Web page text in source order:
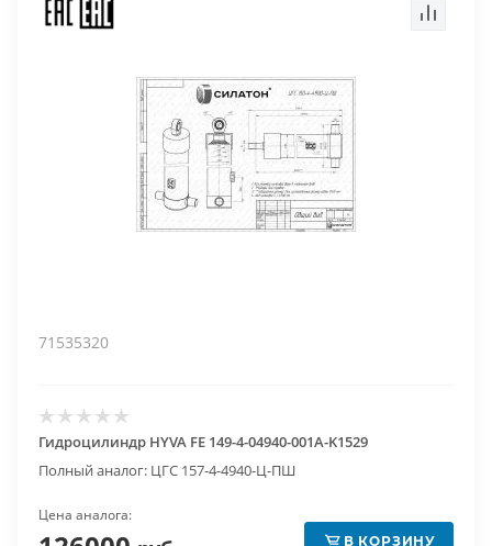
71535320
Гидроцилиндр HYVA FE 149-4-04940-001A-K1529
Полный аналог: ЦГС 157-4-4940-Ц-ПШ
Цена аналога:
В КОРЗИНУ